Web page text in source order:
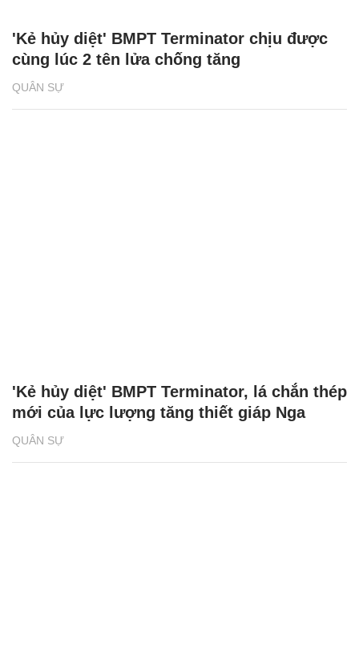
QUÂN SỰ
'Kẻ hủy diệt' BMPT Terminator chịu được
cùng lúc 2 tên lửa chống tăng
QUÂN SỰ
'Kẻ hủy diệt' BMPT Terminator, lá chắn thép
mới của lực lượng tăng thiết giáp Nga